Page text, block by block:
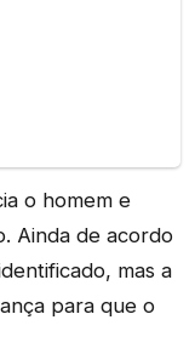
o homem e
Ainda de acordo
mas a
para que o